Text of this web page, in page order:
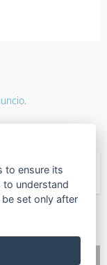
.
to ensure its
understand
set only after